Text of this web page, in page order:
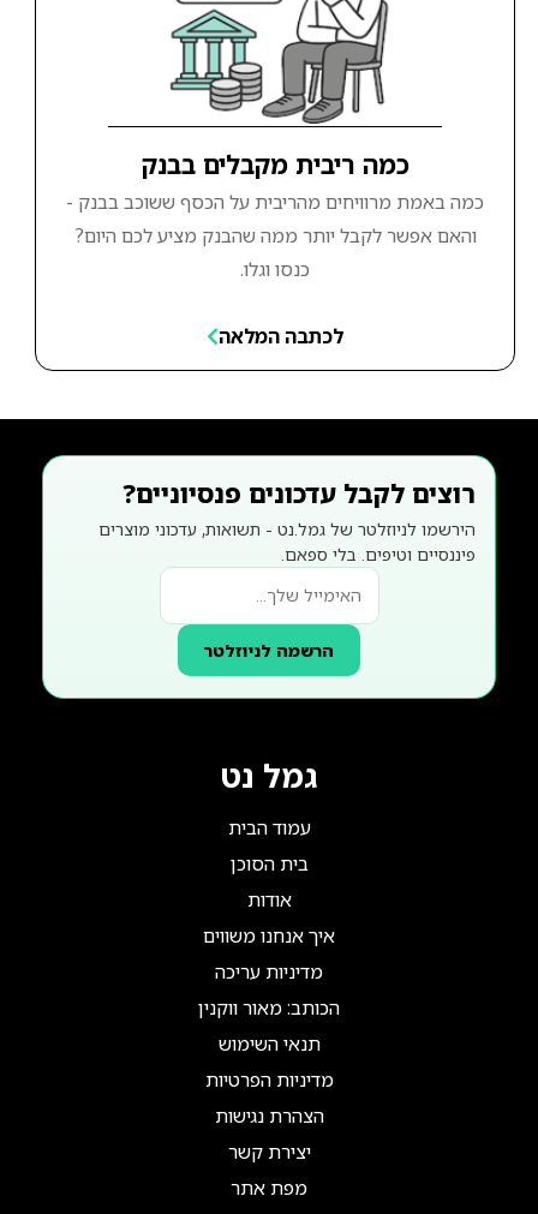
כמה ריבית מקבלים בבנק
כמה באמת מרוויחים מהריבית על הכסף ששוכב בבנק -
והאם אפשר לקבל יותר ממה שהבנק מציע לכם היום?
כנסו וגלו.
לכתבה המלאה
רוצים לקבל עדכונים פנסיוניים?
הירשמו לניוזלטר של גמל.נט - תשואות, עדכוני מוצרים
פיננסיים וטיפים. בלי ספאם.
הרשמה לניוזלטר
גמל נט
עמוד הבית
בית הסוכן
אודות
איך אנחנו משווים
מדיניות עריכה
הכותב: מאור ווקנין
תנאי השימוש
מדיניות הפרטיות
הצהרת נגישות
יצירת קשר
מפת אתר